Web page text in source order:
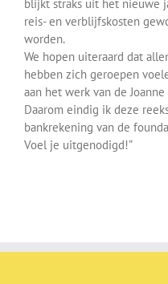
blijkt straks uit het nieuwe
reis- en verblijfskosten
worden.
We hopen uiteraard dat
hebben zich geroepen
aan het werk van de
Daarom eindig ik deze
bankrekening van de
Voel je uitgenodigd!”